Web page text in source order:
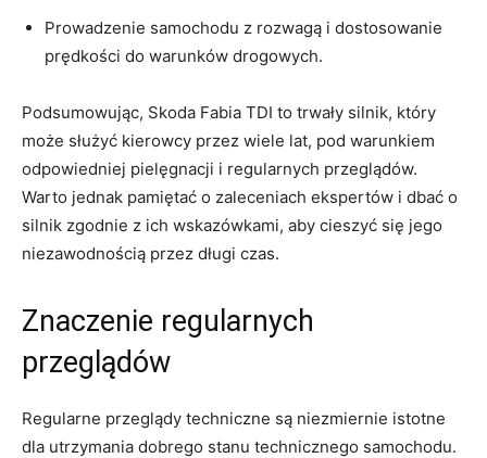
Prowadzenie⁣ samochodu z rozwagą i dostosowanie
‌prędkości‌ do warunków drogowych.
Podsumowując, Skoda ‍Fabia TDI to ‌trwały silnik, który
⁤może ‍służyć ⁤kierowcy⁢ przez wiele lat, pod warunkiem
‌odpowiedniej⁣ pielęgnacji i regularnych ⁤przeglądów.
Warto ‍jednak ⁤pamiętać o‍ zaleceniach ⁤ekspertów i ‍dbać⁤ o
silnik zgodnie z ⁣ich wskazówkami, ⁤aby⁢ cieszyć się ⁤jego
niezawodnością przez⁢ długi czas.
Znaczenie​ regularnych⁢
przeglądów
Regularne przeglądy techniczne​ są niezmiernie istotne
dla utrzymania dobrego stanu technicznego samochodu.